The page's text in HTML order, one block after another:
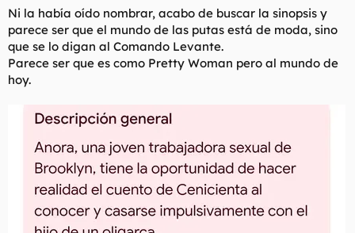
Ni la había oído nombrar, acabo de buscar la sinopsis y
parece ser que el mundo de las putas está de moda, sino
que se lo digan al Comando Levante.
Parece ser que es como Pretty Woman pero al mundo de
hoy.